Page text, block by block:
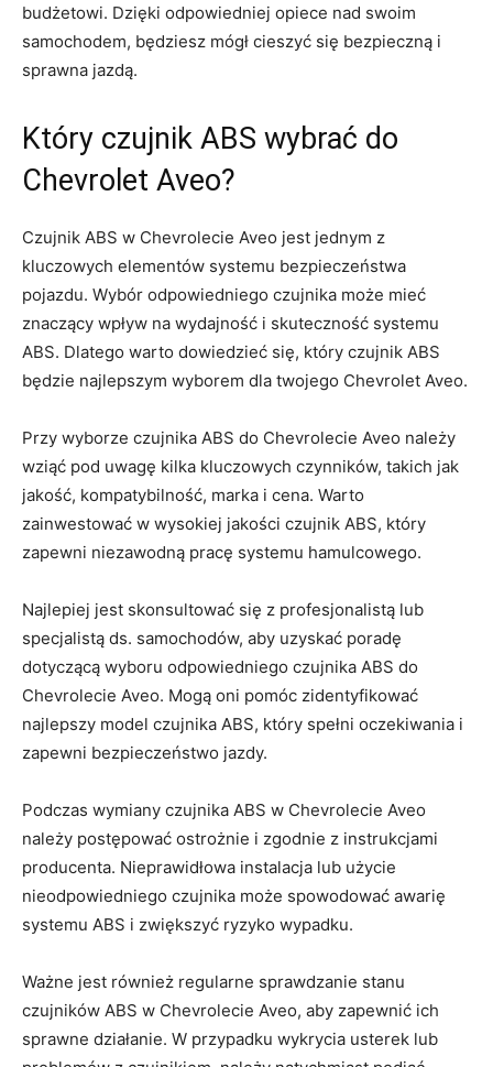
budżetowi. Dzięki⁣ odpowiedniej opiece nad swoim
samochodem, będziesz ⁣mógł cieszyć się bezpieczną i
sprawna jazdą.
Który czujnik ABS wybrać ​do
Chevrolet Aveo?
Czujnik ABS w Chevrolecie Aveo jest⁤ jednym z
kluczowych elementów systemu⁤ bezpieczeństwa
pojazdu.‍ Wybór odpowiedniego czujnika może mieć
znaczący ​wpływ na wydajność i skuteczność systemu
ABS.⁢ Dlatego warto dowiedzieć się, który⁢ czujnik ABS
będzie ‍najlepszym wyborem dla twojego Chevrolet Aveo.
Przy wyborze czujnika ABS do Chevrolecie Aveo należy
wziąć pod uwagę​ kilka kluczowych⁢ czynników, takich ‍jak
jakość, kompatybilność, marka i cena. Warto
zainwestować w wysokiej jakości czujnik ABS, który
zapewni⁣ niezawodną pracę systemu hamulcowego.
Najlepiej⁤ jest skonsultować się z profesjonalistą lub
specjalistą ds. samochodów, aby uzyskać poradę
dotyczącą wyboru odpowiedniego czujnika ABS do
Chevrolecie Aveo. Mogą oni pomóc zidentyfikować
najlepszy model czujnika ABS, który spełni oczekiwania i
zapewni bezpieczeństwo jazdy.
Podczas wymiany czujnika ABS w Chevrolecie Aveo
należy⁣ postępować ostrożnie i⁤ zgodnie z instrukcjami
producenta. Nieprawidłowa instalacja lub użycie
nieodpowiedniego czujnika może spowodować⁢ awarię
systemu ABS i zwiększyć ryzyko wypadku.
Ważne jest również regularne sprawdzanie stanu
czujników ABS w Chevrolecie Aveo, aby zapewnić ich
sprawne działanie. W przypadku wykrycia usterek lub